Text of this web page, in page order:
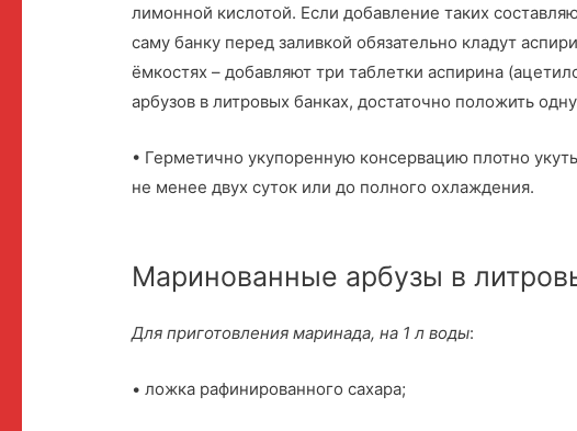
лимонной кислотой. Если добавление таких
саму банку перед заливкой обязательно кладут
ёмкостях – добавляют три таблетки аспирина
арбузов в литровых банках, достаточно положить
• Герметично укупоренную консервацию плотно
не менее двух суток или до полного охлаждения.
Маринованные арбузы в
Для приготовления маринада, на 1 л воды:
• ложка рафинированного сахара;